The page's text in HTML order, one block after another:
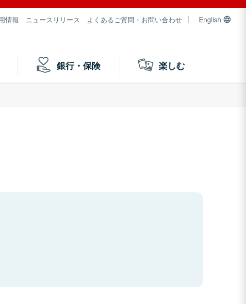
情報 ニュースリリース よくあるご質問・お問い合わせ English
銀行・保険 楽しむ